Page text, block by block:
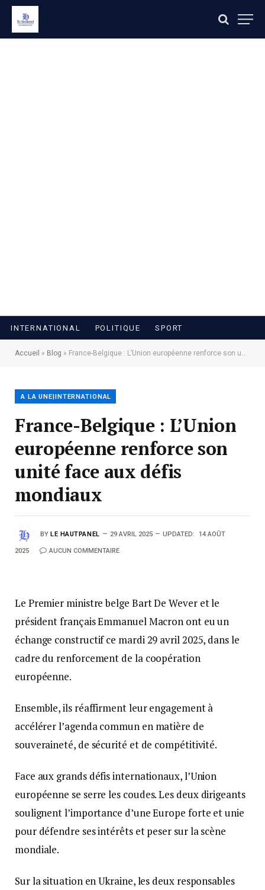
INTERNATIONAL POLITIQUE SPORT
Accueil » Blog » France-Belgique : L’Union européenne renforce son unité face aux défis mondiaux
A LA UNE|INTERNATIONAL
France-Belgique : L’Union
européenne renforce son
unité face aux défis
mondiaux
BY LE HAUTPANEL 29 AVRIL 2025 UPDATED: 14 AOÛT
2025 AUCUN COMMENTAIRE
Le Premier ministre belge Bart De Wever et le
président français Emmanuel Macron ont eu un
échange constructif ce mardi 29 avril 2025, dans le
cadre du renforcement de la coopération
européenne.
Ensemble, ils réaffirment leur engagement à
accélérer l’agenda commun en matière de
souveraineté, de sécurité et de compétitivité.
Face aux grands défis internationaux, l’Union
européenne se serre les coudes. Les deux dirigeants
soulignent l’importance d’une Europe forte et unie
pour défendre ses intérêts et peser sur la scène
mondiale.
Sur la situation en Ukraine, les deux responsables